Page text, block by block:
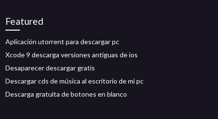
Featured
Aplicación utorrent para descargar pc
Xcode 9 descarga versiones antiguas de ios
Desaparecer descargar gratis
Descargar cds de música al escritorio de mi pc
Descarga gratuita de botones en blanco